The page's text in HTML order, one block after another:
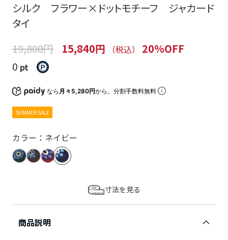
シルク フラワー×ドットモチーフ ジャカード
タイ
19,800円
15,840円 （税込）
20%OFF
0 pt
なら 月々5,280円から。分割手数料無料
SUMMER SALE
カラー：ネイビー
寸法を見る
商品説明